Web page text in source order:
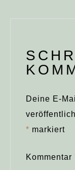
Deine E-
* markiert
Kommentar